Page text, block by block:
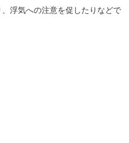
浮気への注意を促したりなどで